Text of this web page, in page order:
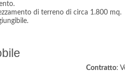
di terreno di circa 1.800 mq.
Contratto: